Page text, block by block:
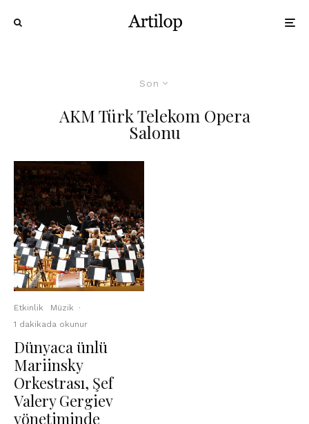
Son
AKM Türk Telekom Opera
Salonu
Etkinlik Müzik
·
1 dakikada okunur
Dünyaca ünlü
Mariinsky
Orkestrası, Şef
Valery Gergiev
yönetiminde